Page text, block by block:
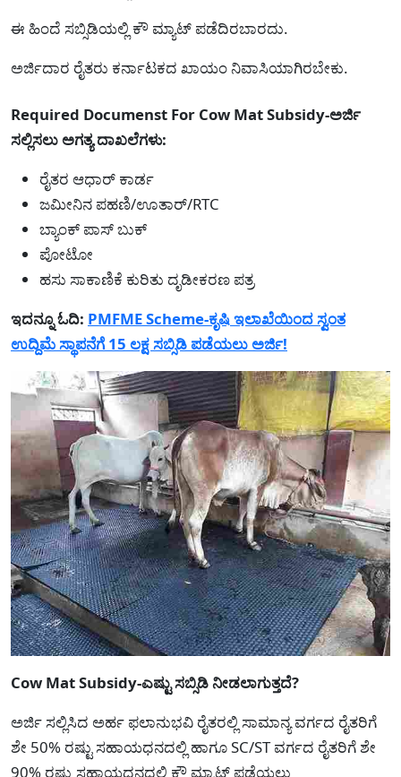
ಈ ಹಿಂದೆ ಸಬ್ಸಿಡಿಯಲ್ಲಿ ಕೌ ಮ್ಯಾಟ್ ಪಡೆದಿರಬಾರದು.
ಅರ್ಜಿದಾರ ರೈತರು ಕರ್ನಾಟಕದ ಖಾಯಂ ನಿವಾಸಿಯಾಗಿರಬೇಕು.
Required Documenst For Cow Mat Subsidy-ಅರ್ಜಿ
ಸಲ್ಲಿಸಲು ಅಗತ್ಯ ದಾಖಲೆಗಳು:
ರೈತರ ಆಧಾರ್ ಕಾರ್ಡ
ಜಮೀನಿನ ಪಹಣಿ/ಊತಾರ್/RTC
ಬ್ಯಾಂಕ್ ಪಾಸ್ ಬುಕ್
ಪೋಟೋ
ಹಸು ಸಾಕಾಣಿಕೆ ಕುರಿತು ದೃಡೀಕರಣ ಪತ್ರ
ಇದನ್ನೂ ಓದಿ: PMFME Scheme-ಕೃಷಿ ಇಲಾಖೆಯಿಂದ ಸ್ವಂತ
ಉದ್ದಿಮೆ ಸ್ಥಾಪನೆಗೆ 15 ಲಕ್ಷ ಸಬ್ಸಿಡಿ ಪಡೆಯಲು ಅರ್ಜಿ!
Cow Mat Subsidy-ಎಷ್ಟು ಸಬ್ಸಿಡಿ ನೀಡಲಾಗುತ್ತದೆ?
ಅರ್ಜಿ ಸಲ್ಲಿಸಿದ ಅರ್ಹ ಫಲಾನುಭವಿ ರೈತರಲ್ಲಿ ಸಾಮಾನ್ಯ ವರ್ಗದ ರೈತರಿಗೆ
ಶೇ 50% ರಷ್ಟು ಸಹಾಯಧನದಲ್ಲಿ ಹಾಗೂ SC/ST ವರ್ಗದ ರೈತರಿಗೆ ಶೇ
90% ರಷ್ಟು ಸಹಾಯಧನದಲ್ಲಿ ಕೌ ಮ್ಯಾಟ್ ಪಡೆಯಲು